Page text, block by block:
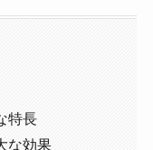
特長
な効果